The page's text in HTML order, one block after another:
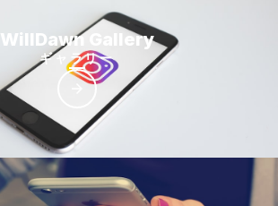
WillDawn Gallery
ギャラリー